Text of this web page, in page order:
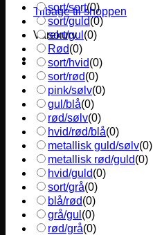
Tilbage til shoppen
Varekurv
sort/sort(0)
sort/guld(0)
sort/gul (0)
Rød(0)
sort/hvid(0)
sort/rød(0)
pink/sølv(0)
gul/blå(0)
rød/sølv(0)
hvid/rød/blå(0)
metallisk guld/sølv(0)
metallisk rød/guld(0)
hvid/guld(0)
sort/grå(0)
blå/rød(0)
grå/gul (0)
rød/grå(0)